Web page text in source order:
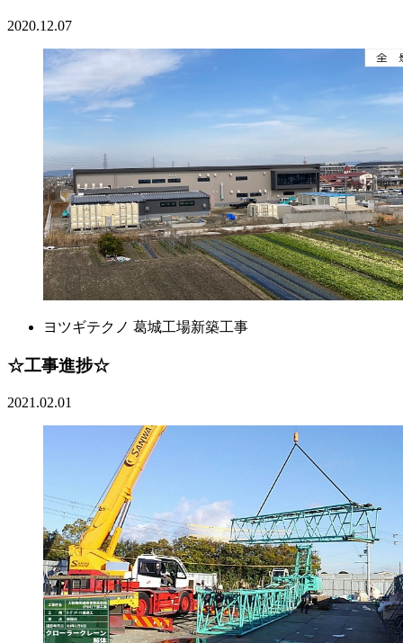
2020.12.07
ヨツギテクノ 葛城工場新築工事
☆工事進捗☆
2021.02.01